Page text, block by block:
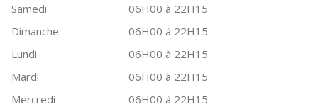
Samedi
06H00 à 22H15
Dimanche
06H00 à 22H15
Lundi
06H00 à 22H15
Mardi
06H00 à 22H15
Mercredi
06H00 à 22H15